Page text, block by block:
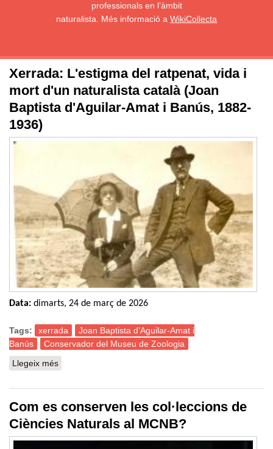
professionals en l’àmbit
naturalista. Més informació a WikiCollecta
Xerrada: L'estigma del ratpenat, vida i
mort d'un naturalista català (Joan
Baptista d'Aguilar-Amat i Banús, 1882-
1936)
Data: dimarts, 24 de març de 2026
Tags: xerrada
Joan Baptista d’Aguilar-Amat i
Banús
Conservador del Museu de Zoologia
Llegeix més
Banús, 1882-1936)
Com es conserven les col·leccions de
Ciències Naturals al MCNB?